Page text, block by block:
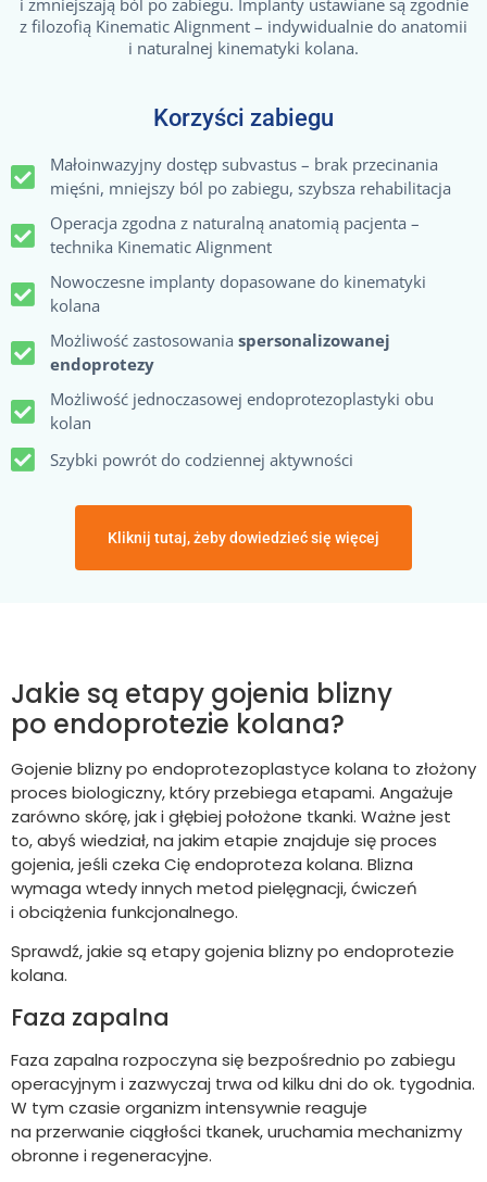
z filozofią Kinematic Alignment – indywidualnie do anatomii
i naturalnej kinematyki kolana.
Korzyści zabiegu
Małoinwazyjny dostęp subvastus – brak przecinania
mięśni, mniejszy ból po zabiegu, szybsza rehabilitacja
Operacja zgodna z naturalną anatomią pacjenta –
technika Kinematic Alignment
Nowoczesne implanty dopasowane do kinematyki
kolana
Możliwość zastosowaniaspersonalizowanej
endoprotezy
Możliwość jednoczasowej endoprotezoplastyki obu
kolan
Szybki powrót do codziennej aktywności
Kliknij tutaj, żeby dowiedzieć się więcej
Jakie są etapy gojenia blizny
po endoprotezie kolana?
Gojenie blizny po endoprotezoplastyce kolana to złożony
proces biologiczny, który przebiega etapami. Angażuje
zarówno skórę, jak i głębiej położone tkanki. Ważne jest
to, abyś wiedział, na jakim etapie znajduje się proces
gojenia, jeśli czeka Cię endoproteza kolana. Blizna
wymaga wtedy innych metod pielęgnacji, ćwiczeń
i obciążenia funkcjonalnego.
Sprawdź, jakie są etapy gojenia blizny po endoprotezie
kolana.
Faza zapalna
Faza zapalna rozpoczyna się bezpośrednio po zabiegu
operacyjnym i zazwyczaj trwa od kilku dni do ok. tygodnia.
W tym czasie organizm intensywnie reaguje
na przerwanie ciągłości tkanek, uruchamia mechanizmy
obronne i regeneracyjne.